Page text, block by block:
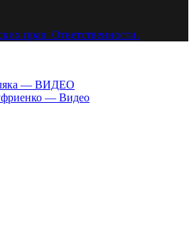
прав. Ответственности.
— ВИДЕО
— Видео